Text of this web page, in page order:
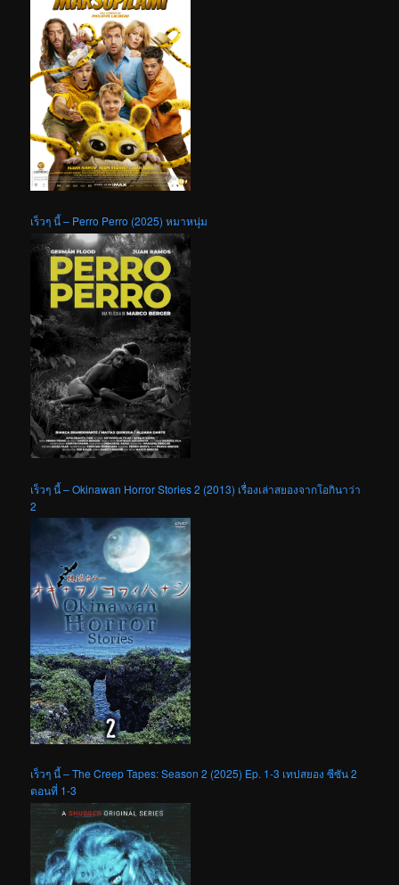
เร็วๆ นี้ – Perro Perro (2025) หมาหนุ่ม
เร็วๆ นี้ – Okinawan Horror Stories 2 (2013) เรื่องเล่าสยองจากโอกินาว่า
2
เร็วๆ นี้ – The Creep Tapes: Season 2 (2025) Ep. 1-3 เทปสยอง ซีซัน 2
ตอนที่ 1-3